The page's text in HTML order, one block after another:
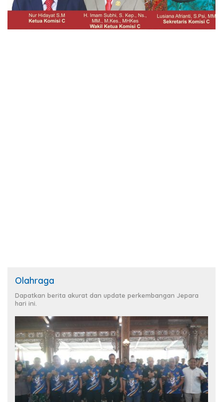
Olahraga
Dapatkan berita akurat dan update perkembangan Jepara
hari ini.